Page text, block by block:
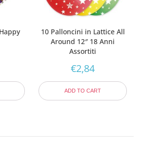
10 Palloncini in Lattice All
Around 12″ 18 Anni
Assortiti
€2,84
ADD TO CART